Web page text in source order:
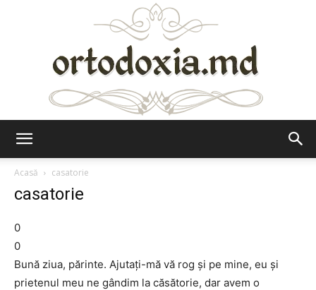
Acasă
casatorie
casatorie
0
0
Bună ziua, părinte. Ajutaţi-mă vă rog şi pe mine, eu şi
prietenul meu ne gândim la căsătorie, dar avem o